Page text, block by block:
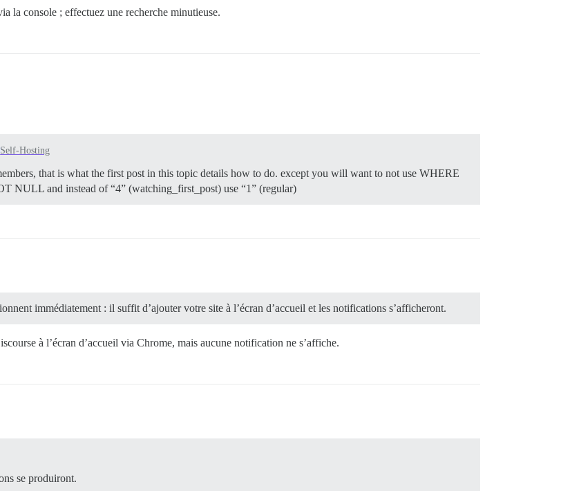
la console ; effectuez une recherche minutieuse.
Self-Hosting
that is what the first post in this topic details how to do. except you will want to not use WHERE
NULL and instead of “4” (watching_first_post) use “1” (regular)
immédiatement : il suffit d’ajouter votre site à l’écran d’accueil et les notifications s’afficheront.
à l’écran d’accueil via Chrome, mais aucune notification ne s’affiche.
se produiront.